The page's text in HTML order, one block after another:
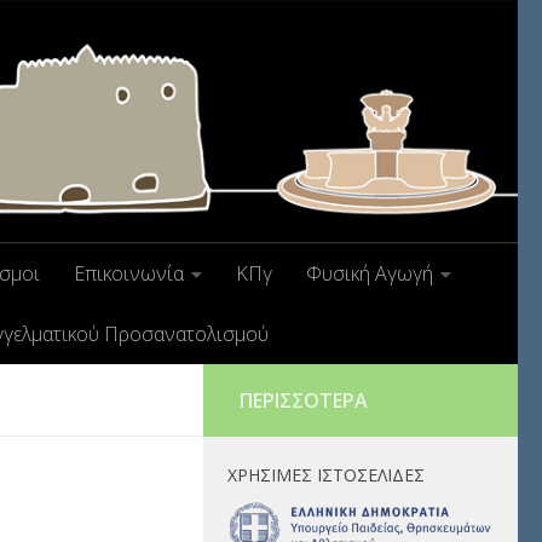
Επικοινωνία ΚΠγ Φυσική Αγωγή
Προσανατολισμού
ΠΕΡΙΣΣΌΤΕΡΑ
ΧΡΉΣΙΜΕΣ ΙΣΤΟΣΕΛΊΔΕΣ